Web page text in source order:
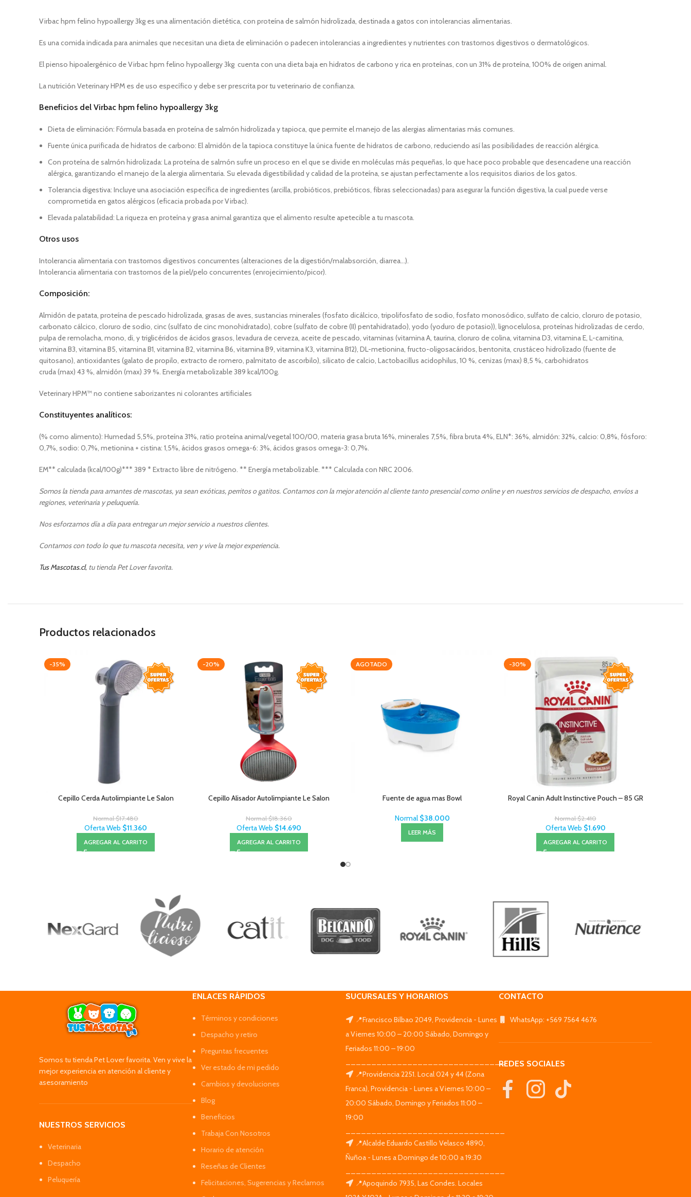
Virbac hpm felino hypoallergy 3kg es una alimentación dietética, con proteína de salmón hidrolizada, destinada a gatos con intolerancias alimentarias.
Es una comida indicada para animales que necesitan una dieta de eliminación o padecen intolerancias a ingredientes y nutrientes con trastornos digestivos o dermatológicos.
El pienso hipoalergénico de Virbac hpm felino hypoallergy 3kg cuenta con una dieta baja en hidratos de carbono y rica en proteínas, con un 31% de proteína, 100% de origen animal.
La nutrición Veterinary HPM es de uso específico y debe ser prescrita por tu veterinario de confianza.
Beneficios del Virbac hpm felino hypoallergy 3kg
Dieta de eliminación: Fórmula basada en proteína de salmón hidrolizada y tapioca, que permite el manejo de las alergias alimentarias más comunes.
Fuente única purificada de hidratos de carbono: El almidón de la tapioca constituye la única fuente de hidratos de carbono, reduciendo así las posibilidades de reacción alérgica.
Con proteína de salmón hidrolizada: La proteína de salmón sufre un proceso en el que se divide en moléculas más pequeñas, lo que hace poco probable que desencadene una reacción
alérgica, garantizando el manejo de la alergia alimentaria. Su elevada digestibilidad y calidad de la proteína, se ajustan perfectamente a los requisitos diarios de los gatos.
Tolerancia digestiva: Incluye una asociación específica de ingredientes (arcilla, probióticos, prebióticos, fibras seleccionadas) para asegurar la función digestiva, la cual puede verse
comprometida en gatos alérgicos (eficacia probada por Virbac).
Elevada palatabilidad: La riqueza en proteína y grasa animal garantiza que el alimento resulte apetecible a tu mascota.
Otros usos
Intolerancia alimentaria con trastornos digestivos concurrentes (alteraciones de la digestión/malabsorción, diarrea…).
Intolerancia alimentaria con trastornos de la piel/pelo concurrentes (enrojecimiento/picor).
Composición:
Almidón de patata, proteína de pescado hidrolizada, grasas de aves, sustancias minerales (fosfato dicálcico, tripolifosfato de sodio, fosfato monosódico, sulfato de calcio, cloruro de potasio,
carbonato cálcico, cloruro de sodio, cinc (sulfato de cinc monohidratado), cobre (sulfato de cobre (II) pentahidratado), yodo (yoduro de potasio)), lignocelulosa, proteínas hidrolizadas de cerdo,
pulpa de remolacha, mono, di, y triglicéridos de ácidos grasos, levadura de cerveza, aceite de pescado, vitaminas (vitamina A, taurina, cloruro de colina, vitamina D3, vitamina E, L-carnitina,
vitamina B3, vitamina B5, vitamina B1, vitamina B2, vitamina B6, vitamina B9, vitamina K3, vitamina B12), DL-metionina, fructo-oligosacáridos, bentonita, crustáceo hidrolizado (fuente de
quitosano), antioxidantes (galato de propilo, extracto de romero, palmitato de ascorbilo), silicato de calcio, Lactobacillus acidophilus, 10 %, cenizas (max) 8,5 %, carbohidratos
cruda (max) 43 %, almidón (max) 39 %. Energía metabolizable 389 kcal/100g.
Veterinary HPM™ no contiene saborizantes ni colorantes artificiales
Constituyentes analíticos:
(% como alimento): Humedad 5,5%, proteína 31%, ratio proteína animal/vegetal 100/00, materia grasa bruta 16%, minerales 7,5%, fibra bruta 4%, ELN*: 36%, almidón: 32%, calcio: 0,8%, fósforo:
0,7%, sodio: 0,7%, metionina + cistina: 1,5%, ácidos grasos omega-6: 3%, ácidos grasos omega-3: 0,7%.
EM** calculada (kcal/100g)*** 389 * Extracto libre de nitrógeno. ** Energía metabolizable. *** Calculada con NRC 2006.
Somos la tienda para amantes de mascotas, ya sean exóticas, perritos o gatitos. Contamos con la mejor atención al cliente tanto presencial como online y en nuestros servicios de despacho, envíos a
regiones, veterinaria y peluquería.
Nos esforzamos día a día para entregar un mejor servicio a nuestros clientes.
Contamos con todo lo que tu mascota necesita, ven y vive la mejor experiencia.
Tus Mascotas.cl, tu tienda Pet Lover favorita.
Productos relacionados
-35%
Cepillo Cerda Autolimpiante Le Salon
Normal$17.480
Oferta Web $11.360
AGREGAR AL CARRITO
-20%
Cepillo Alisador Autolimpiante Le Salon
Normal$18.360
Oferta Web $14.690
AGREGAR AL CARRITO
AGOTADO
Fuente de agua mas Bowl
Normal $38.000
LEER MÁS
-30%
Royal Canin Adult Instinctive Pouch – 85 GR
Normal$2.410
Oferta Web $1.690
AGREGAR AL CARRITO
Somos tu tienda Pet Lover favorita. Ven y vive la
mejor experiencia en atención al cliente y
asesoramiento
NUESTROS SERVICIOS
Veterinaria
Despacho
Peluquería
ENLACES RÁPIDOS
Términos y condiciones
Despacho y retiro
Preguntas frecuentes
Ver estado de mi pedido
Cambios y devoluciones
Blog
Beneficios
Trabaja Con Nosotros
Horario de atención
Reseñas de Clientes
Felicitaciones, Sugerencias y Reclamos
SUCURSALES Y HORARIOS
📍Francisco Bilbao 2049, Providencia - Lunes
a Viernes 10:00 – 20:00 Sábado, Domingo y
Feriados 11:00 – 19:00
_______________________________
📍Providencia 2251. Local 024 y 44 (Zona
Franca), Providencia - Lunes a Viernes 10:00 –
20:00 Sábado, Domingo y Feriados 11:00 –
19:00
📍Alcalde Eduardo Castillo Velasco 4890,
Ñuñoa - Lunes a Domingo de 10:00 a 19:30
📍Apoquindo 7935, Las Condes. Locales
CONTACTO
WhatsApp: +569 7564 4676
REDES SOCIALES